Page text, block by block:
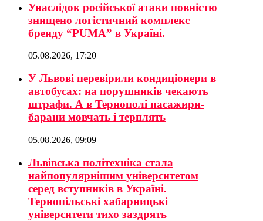
Унаслідок російської атаки повністю
знищено логістичний комплекс
бренду “PUMA” в Україні.
05.08.2026, 17:20
У Львові перевірили кондиціонери в
автобусах: на порушників чекають
штрафи. А в Тернополі пасажири-
барани мовчать і терплять
05.08.2026, 09:09
Львівська політехніка стала
найпопулярнішим університетом
серед вступників в Україні.
Тернопільські хабарницькі
університети тихо заздрять